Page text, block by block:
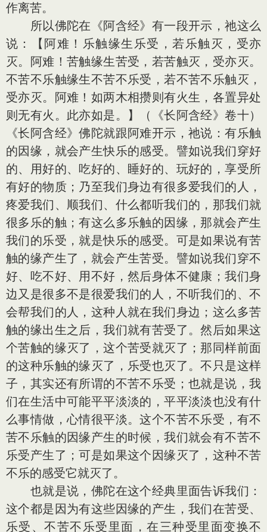
作离苦。
所以佛陀在《阿含经》有一段开示，祂这么
说：【阿难！乐触缘生乐受，若乐触灭，受亦
灭。阿难！苦触缘生苦受，若苦触灭，受亦灭。
不苦不乐触缘生不苦不乐受，若不苦不乐触灭，
受亦灭。阿难！如两木相攒则有火生，各置异处
则无有火。此亦如是。】（《长阿含经》卷十）
《长阿含经》佛陀就跟阿难开示，祂说：有乐触
的因缘，就会产生快乐的感受。譬如说我们穿好
的、用好的、吃好的、睡好的、玩好的，享受所
有好的物质；乃至我们身边有很多爱我们的人，
疼爱我们、顺我们、什么都听我们的，那我们就
很多乐的触；有这么多乐触的因缘，那就会产生
我们的乐受，就是快乐的感受。可是如果说有苦
触的缘产生了，就会产生苦受。譬如说我们穿不
好、吃不好、用不好，然后身体不健康；我们身
边又是很多不是很爱我们的人，不听我们的、不
会帮我们的人，这种人就在我们身边；这么多苦
触的缘出生之后，我们就有苦受了。然后如果这
个苦触的缘灭了，这个苦受就灭了；那同样前面
的这种乐触的缘灭了，乐受也灭了。不只是这样
子，其实还有所谓的不苦不乐受；也就是说，我
们在生活中可能平平淡淡的，平平淡淡也没有什
么事情做，心情很平淡。这个不苦不乐受，有不
苦不乐触的因缘产生的时候，我们就会有不苦不
乐受产生了；可是如果这个因缘灭了，这种不苦
不乐的感受它就灭了。
也就是说，佛陀在这个经典里面告诉我们：
这个都是因为有这些因缘的产生，我们在苦受、
乐受、不苦不乐受里面，在三种受里面变换不